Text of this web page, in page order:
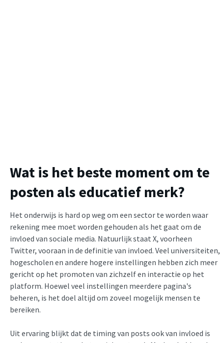
Wat is het beste moment om te
posten als educatief merk?
Het onderwijs is hard op weg om een sector te worden waar
rekening mee moet worden gehouden als het gaat om de
invloed van sociale media. Natuurlijk staat X, voorheen
Twitter, vooraan in de definitie van invloed. Veel universiteiten,
hogescholen en andere hogere instellingen hebben zich meer
gericht op het promoten van zichzelf en interactie op het
platform. Hoewel veel instellingen meerdere pagina's
beheren, is het doel altijd om zoveel mogelijk mensen te
bereiken.
Uit ervaring blijkt dat de timing van posts ook van invloed is